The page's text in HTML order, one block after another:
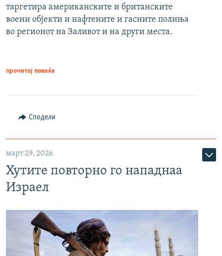
таргетира американските и британските
воени објекти и нафтените и гасните полиња
во регионот на Заливот и на други места.
прочитај повеќе
Сподели
март 29, 2026
Хутите повторно го нападнаа
Израел